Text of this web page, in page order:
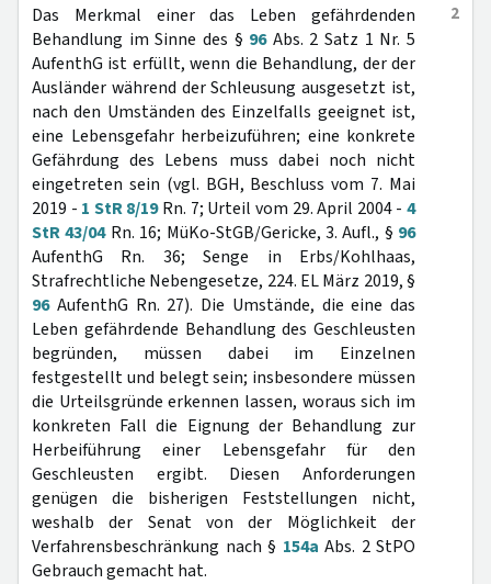
2
Das Merkmal einer das Leben gefährdenden
Behandlung im Sinne des § 96Abs. 2 Satz 1 Nr. 5
AufenthG ist erfüllt, wenn die Behandlung, der der
Ausländer während der Schleusung ausgesetzt ist,
nach den Umständen des Einzelfalls geeignet ist,
eine Lebensgefahr herbeizuführen; eine konkrete
Gefährdung des Lebens muss dabei noch nicht
eingetreten sein (vgl. BGH, Beschluss vom 7. Mai
2019 - 1 StR 8/19Rn. 7; Urteil vom 29. April 2004 -4
StR 43/04Rn. 16; MüKo-StGB/Gericke, 3. Aufl., § 96
AufenthG Rn. 36; Senge in Erbs/Kohlhaas,
Strafrechtliche Nebengesetze, 224. EL März 2019, §
96AufenthG Rn. 27). Die Umstände, die eine das
Leben gefährdende Behandlung des Geschleusten
begründen, müssen dabei im Einzelnen
festgestellt und belegt sein; insbesondere müssen
die Urteilsgründe erkennen lassen, woraus sich im
konkreten Fall die Eignung der Behandlung zur
Herbeiführung einer Lebensgefahr für den
Geschleusten ergibt. Diesen Anforderungen
genügen die bisherigen Feststellungen nicht,
weshalb der Senat von der Möglichkeit der
Verfahrensbeschränkung nach § 154a Abs. 2 StPO
Gebrauch gemacht hat.